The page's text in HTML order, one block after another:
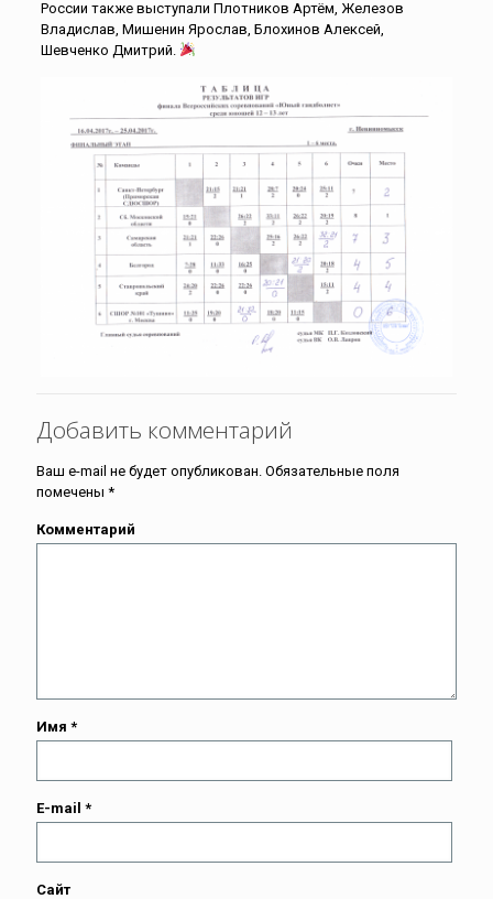
России также выступали Плотников Артём, Железов
Владислав, Мишенин Ярослав, Блохинов Алексей,
Шевченко Дмитрий.
Добавить комментарий
Ваш e-mail не будет опубликован. Обязательные поля
помечены *
Комментарий
Имя *
E-mail *
Сайт